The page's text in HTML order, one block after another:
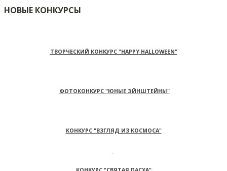
НОВЫЕ КОНКУРСЫ
ТВОРЧЕСКИЙ КОНКУРС "HAPPY HALLOWEEN"
ФОТОКОНКУРС "ЮНЫЕ ЭЙНШТЕЙНЫ"
КОНКУРС "ВЗГЛЯД ИЗ КОСМОСА"